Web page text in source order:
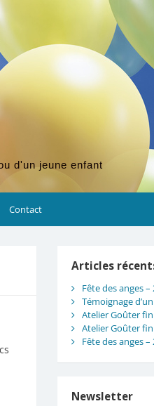
d'un jeune enfant
Contact
Articles
Fête des anges –
Témoignage
Atelier Goûter fin
Atelier Goûter fin
Fête des anges –
Newsletter